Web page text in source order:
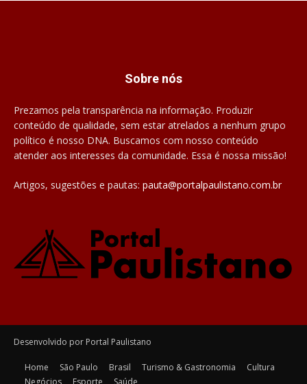
Sobre nós
Prezamos pela transparência na informação. Produzir
conteúdo de qualidade, sem estar atrelados a nenhum grupo
político é nosso DNA. Buscamos com nosso conteúdo
atender aos interesses da comunidade. Essa é nossa missão!
Artigos, sugestões e pautas: pauta@portalpaulistano.com.br
Desenvolvido por Portal Paulistano
Home São Paulo Brasil Turismo & Gastronomia
Cultura
Negócios
Esporte Saúde